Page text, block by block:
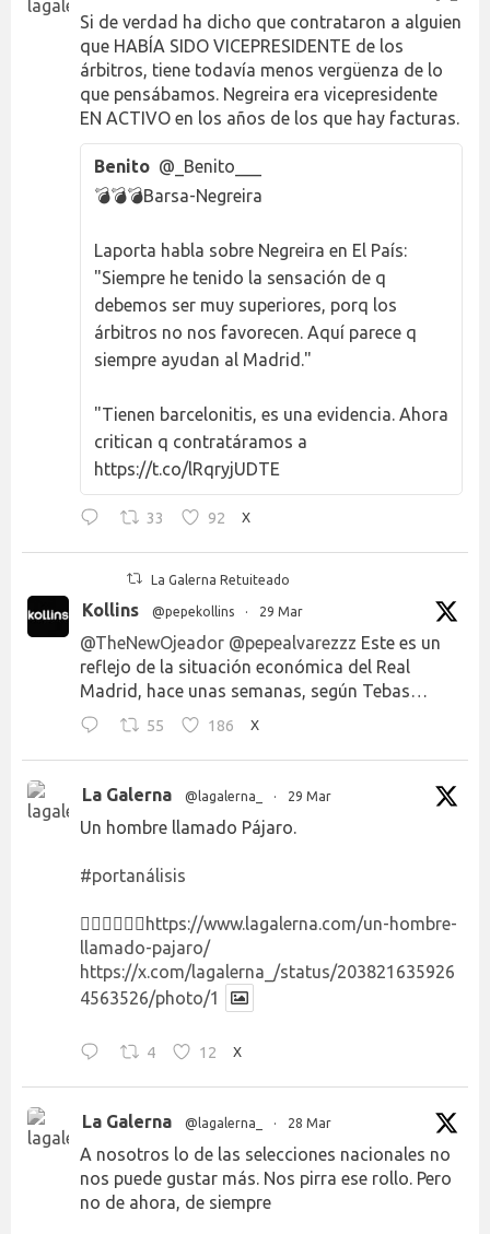
Si de verdad ha dicho que contrataron a alguien
que HABÍA SIDO VICEPRESIDENTE de los
árbitros, tiene todavía menos vergüenza de lo
que pensábamos. Negreira era vicepresidente
EN ACTIVO en los años de los que hay facturas.
Benito @_Benito___
💣💣💣Barsa-Negreira
Laporta habla sobre Negreira en El País:
"Siempre he tenido la sensación de q
debemos ser muy superiores, porq los
árbitros no nos favorecen. Aquí parece q
siempre ayudan al Madrid."
"Tienen barcelonitis, es una evidencia. Ahora
critican q contratáramos a
https://t.co/lRqryjUDTE
33 92 X
La Galerna Retuiteado
Kollins @pepekollins · 29 Mar
@TheNewOjeador @pepealvarezzz Este es un
reflejo de la situación económica del Real
Madrid, hace unas semanas, según Tebas…
55 186 X
La Galerna @lagalerna_ · 29 Mar
Un hombre llamado Pájaro.
#portanálisis
👉🏻👉🏻👉🏻 https://www.lagalerna.com/un-hombre-
llamado-pajaro/
https://x.com/lagalerna_/status/203821635926
4563526/photo/1
4 12 X
La Galerna @lagalerna_ · 28 Mar
A nosotros lo de las selecciones nacionales no
nos puede gustar más. Nos pirra ese rollo. Pero
no de ahora, de siempre